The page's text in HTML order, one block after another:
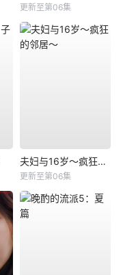
更新至第06集
夫妇与16岁～疯狂的邻居～
更新至第06集